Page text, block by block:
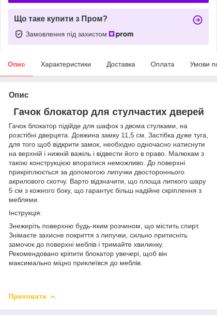
Що таке купити з Пром?
Замовлення під захистом
Опис Характеристики Доставка Оплата Умови
Опис
Гачок блокатор для стулчастих дверей
Гачок блокатор підійде для шафок з двома стулками, на
розстібні дверцята. Довжина замку 11,5 см. Застібка дуже туга,
для того щоб відкрити замок, необхідно одночасно натиснути
на верхній і нижній важіль і відвести його в право. Малюкам з
такою конструкцією впоратися неможливо. До поверхні
прикріплюється за допомогою липучки двостороннього
акрилового скотчу. Варто відзначити, що площа липкого шару
5 см з кожного боку, що гарантує більш надійне скріплення з
меблями.
Інструкція:
Знежиріть поверхню будь-яким розчином, що містить спирт.
Знімаєте захисне покриття з липучки, сильно притисніть
замочок до поверхні меблів і тримайте хвилинку.
Рекомендовано кріпити блокатор увечері, щоб він
максимально міцно приклеївся до меблів.
Приховати